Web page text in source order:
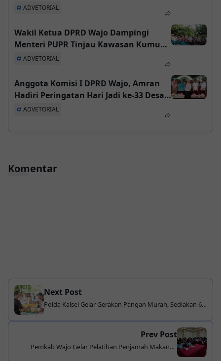
ADVETORIAL
Wakil Ketua DPRD Wajo Dampingi
Menteri PUPR Tinjau Kawasan Kumuh
Mattiro Tappareng
ADVETORIAL
Anggota Komisi I DPRD Wajo, Amran
Hadiri Peringatan Hari Jadi ke-33 Desa
Wae Tuwo
ADVETORIAL
Komentar
Next Post
Polda Kalsel Gelar Gerakan Pangan Murah, Sediakan 6
Prev Post
Pemkab Wajo Gelar Pelatihan Penjamah Makanan